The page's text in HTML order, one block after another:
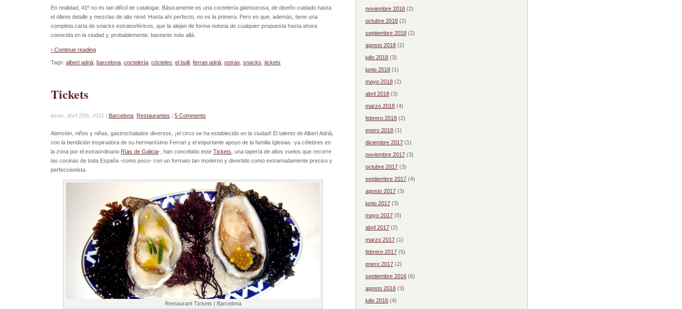
En realidad, 41º no es tan difícil de catalogar. Básicamente es una coctelería glamourosa, de diseño cuidado hasta
el último detalle y mezclas de alto nivel. Hasta ahí perfecto, no es la primera. Pero es que, además, tiene una
completa carta de snacks estratosféricos, que la alejan de forma notoria de cualquier propuesta hasta ahora
conocida en la ciudad y, probablemente, bastante más allá.
› Continue reading
Tags: albert adrià barcelona coctelería cócteles el bulli ferran adrià ostras snacks tickets
Tickets
lunes, abril 25th, 2011 | Barcelona Restaurantes | 5 Comments
Atención, niños y niñas, gastrochalados diversos, ¡el circo se ha establecido en la ciudad! El talento de Albert Adrià,
con la bendición inspiradora de su hermanísimo Ferran y el importante apoyo de la familia Iglesias -ya célebres en
la zona por el extraordinario Rías de Galicia-, han concebido este Tickets , una tapería de altos vuelos que recorre
las cocinas de toda España -como poco- con un formato tan moderno y divertido como extramadamente preciso y
perfeccionista.
Restaurant Tickets | Barcelona
noviembre 2018 (2)
octubre 2018 (2)
septiembre 2018 (2)
agosto 2018 (2)
julio 2018 (3)
junio 2018 (1)
mayo 2018 (2)
abril 2018 (3)
marzo 2018 (4)
febrero 2018 (2)
enero 2018 (1)
diciembre 2017 (1)
noviembre 2017 (3)
octubre 2017 (3)
septiembre 2017 (4)
agosto 2017 (3)
junio 2017 (3)
mayo 2017 (5)
abril 2017 (2)
marzo 2017 (1)
febrero 2017 (5)
enero 2017 (2)
septiembre 2016 (6)
agosto 2016 (3)
julio 2016 (4)